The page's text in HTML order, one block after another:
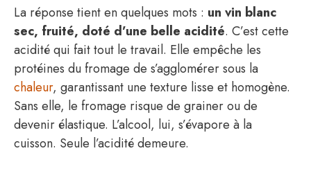
La réponse tient en quelques mots : un vin blanc
sec, fruité, doté d’une belle acidité. C’est cette
acidité qui fait tout le travail. Elle empêche les
protéines du fromage de s’agglomérer sous la
chaleur, garantissant une texture lisse et homogène.
Sans elle, le fromage risque de grainer ou de
devenir élastique. L’alcool, lui, s’évapore à la
cuisson. Seule l’acidité demeure.